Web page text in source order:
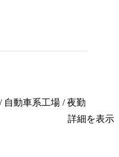
自動車系工場 / 夜勤
詳細を表示